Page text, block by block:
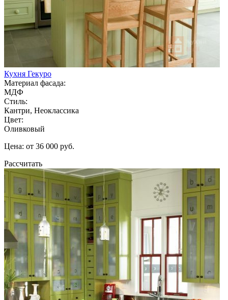
Кухня Гекуро
Материал фасада:
МДФ
Стиль:
Кантри, Неоклассика
Цвет:
Оливковый
Цена: от 36 000 руб.
Рассчитать